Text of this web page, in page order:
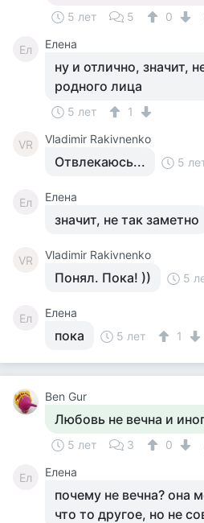
5 лет 5 0
Ел Елена
ну и отлично, значит,
родного лица
5 лет 1
VR Vladimir Rakivnenko
Отвлекаюсь... 5
Ел Елена
значит, не так заметно
VR Vladimir Rakivnenko
Понял. Пока! )) 5
Ел Елена
пока 5 лет 1
Ben Gur
Любовь не вечна и
5 лет 3 0
Ел Елена
почему не вечна? она
что то другое, но не